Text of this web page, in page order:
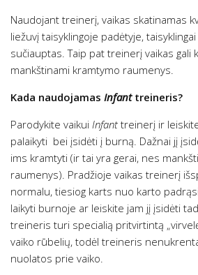
Naudojant treinerį, vaikas skatinamas
liežuvį taisyklingoje padėtyje,
sučiauptas. Taip pat treinerį vaikas gali
mankštinami kramtymo raumenys.
Kada naudojamas Infanttreineris?
Parodykite vaikui Infant treinerį ir
palaikyti bei įsidėti į burną. Dažnai jį
ims kramtyti (ir tai yra gerai, nes
raumenys). Pradžioje vaikas treinerį
normalu, tiesiog karts nuo karto
laikyti burnoje ar leiskite jam jį įsidėti
treineris turi specialią pritvirtintą
vaiko rūbelių, todėl treineris
nuolatos prie vaiko.